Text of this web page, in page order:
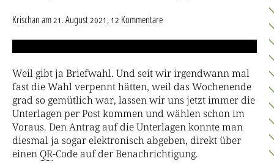
Krischanam21. August 2021, 12 Kommentare
Weil gibt ja Briefwahl. Und seit wir irgendwann mal
fast die Wahl verpennt hätten, weil das Wochenende
grad so gemütlich war, lassen wir uns jetzt immer die
Unterlagen per Post kommen und wählen schon im
Voraus. Den Antrag auf die Unterlagen konnte man
diesmal ja sogar elektronisch abgeben, direkt über
einen QR-Code auf der Benachrichtigung.